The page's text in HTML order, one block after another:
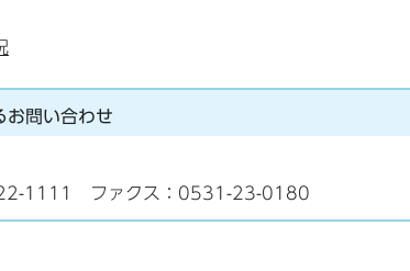
お問い合わせ
1111 ファクス：0531-23-0180